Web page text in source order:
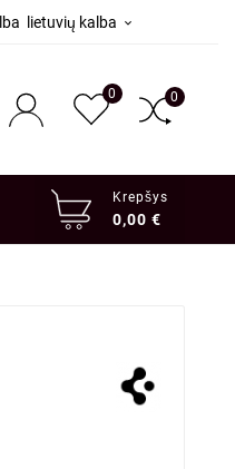
lietuvių kalba 
0 0
Krepšys
0,00 €